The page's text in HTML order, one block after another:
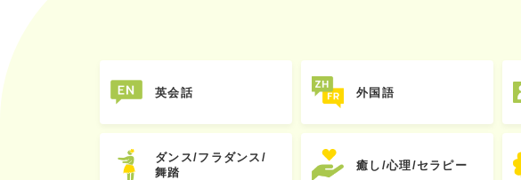
英会話 外国語
ダンス/フラダンス/
舞踏
癒し/心理/セラピー